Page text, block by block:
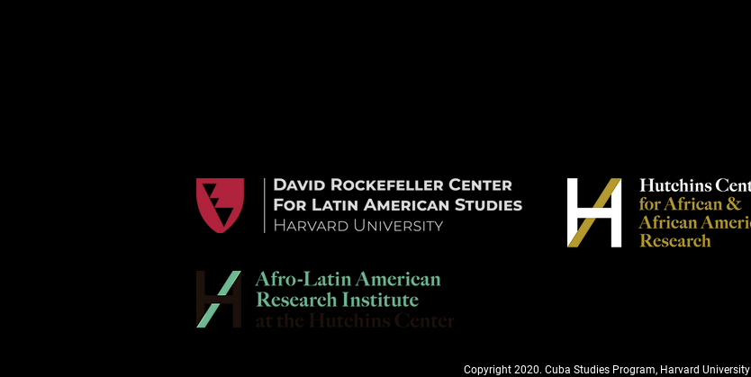
Copyright 2020. Cuba Studies Program, Harvard University